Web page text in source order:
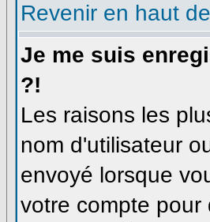
Revenir en haut
Je me suis
?!
Les raisons les
nom d'utilisateur
envoyé lorsque
votre compte